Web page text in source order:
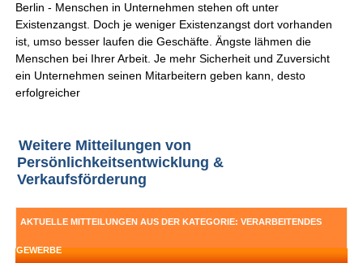
Berlin - Menschen in Unternehmen stehen oft unter
Existenzangst. Doch je weniger Existenzangst dort vorhanden
ist, umso besser laufen die Geschäfte. Ängste lähmen die
Menschen bei Ihrer Arbeit. Je mehr Sicherheit und Zuversicht
ein Unternehmen seinen Mitarbeitern geben kann, desto
erfolgreicher
Weitere Mitteilungen von
Persönlichkeitsentwicklung &
Verkaufsförderung
AKTUELLE MITTEILUNGEN AUS DER KATEGORIE: VERARBEITENDES
GEWERBE